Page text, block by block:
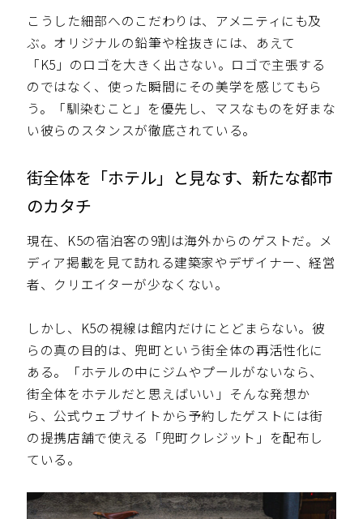
こうした細部へのこだわりは、アメニティにも及
ぶ。オリジナルの鉛筆や栓抜きには、あえて
「K5」のロゴを大きく出さない。ロゴで主張する
のではなく、使った瞬間にその美学を感じてもら
う。「馴染むこと」を優先し、マスなものを好まな
い彼らのスタンスが徹底されている。
街全体を「ホテル」と見なす、新たな都市
のカタチ
現在、K5の宿泊客の9割は海外からのゲストだ。メ
ディア掲載を見て訪れる建築家やデザイナー、経営
者、クリエイターが少なくない。
しかし、K5の視線は館内だけにとどまらない。彼
らの真の目的は、兜町という街全体の再活性化に
ある。「ホテルの中にジムやプールがないなら、
街全体をホテルだと思えばいい」――そんな発想か
ら、公式ウェブサイトから予約したゲストには街
の提携店舗で使える「兜町クレジット」を配布し
ている。